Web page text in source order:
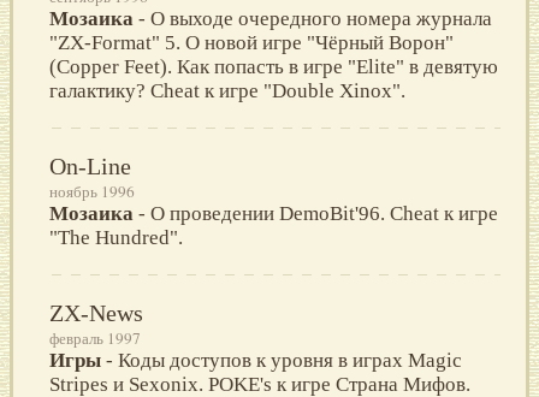
Мозаика - О выходе очередного номера журнала
"ZX-Format" 5. О новой игре "Чёрный Ворон"
(Copper Feet). Как попасть в игре "Elite" в девятую
галактику? Cheat к игре "Double Xinox".
On-Line
ноябрь 1996
Мозаика - О проведении DemoBit'96. Cheat к игре
"The Hundred".
ZX-News
февраль 1997
Игры - Коды доступов к уровня в играх Magic
Stripes и Sexonix. POKE's к игре Страна Мифов.